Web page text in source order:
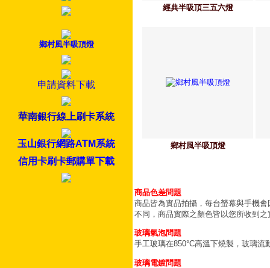
鄉村風半吸頂燈
申請資料下載
華南銀行線上刷卡系統
玉山銀行網路ATM系統
信用卡刷卡郵購單下載
經典半吸頂三五六燈
鄉村風半吸頂燈
商品色差問題
商品皆為實品拍攝，每台螢幕與手機
不同，商品實際之顏色皆以您所收到之
玻璃氣泡問題
手工玻璃在850°C高溫下燒製，玻璃
玻璃電鍍問題